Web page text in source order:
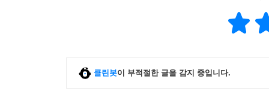
클린봇이 부적절한 글을 감지 중입니다.